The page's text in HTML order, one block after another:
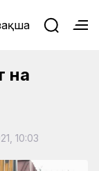
на
10:03